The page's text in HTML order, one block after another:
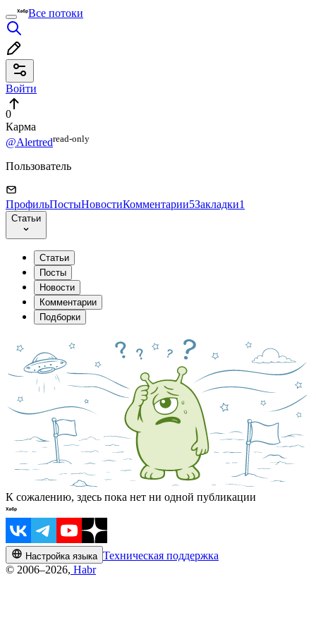
Все потоки
Войти
0
Карма
@Alertredread⁠-⁠only
Пользователь
ПрофильПостыНовостиКомментарии5Закладки1
Статьи
Статьи
Посты
Новости
Комментарии
Подборки
К сожалению, здесь пока нет ни одной публикации
Настройка языка Техническая поддержка
© 2006–2026, Habr